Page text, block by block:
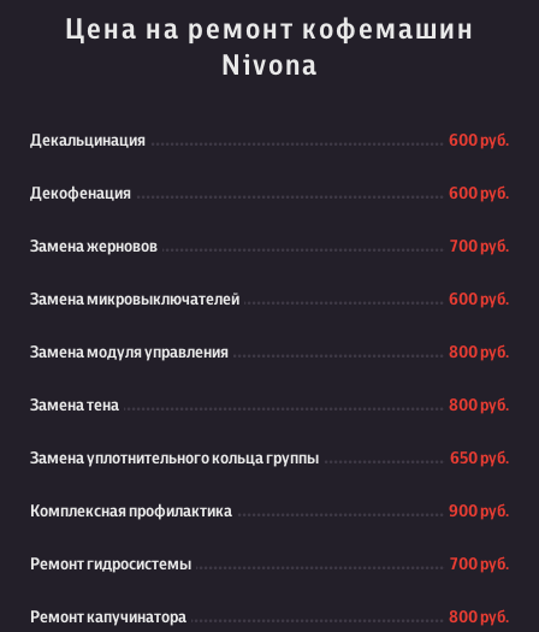
Цена на ремонт кофемашин
Nivona
Декальцинация 600 руб.
Декофенация 600 руб.
Замена жерновов 700 руб.
Замена микровыключателей 600 руб.
Замена модуля управления 800 руб.
Замена тена 800 руб.
Замена уплотнительного кольца группы 650 руб.
Комплексная профилактика 900 руб.
Ремонт гидросистемы 700 руб.
Ремонт капучинатора 800 руб.